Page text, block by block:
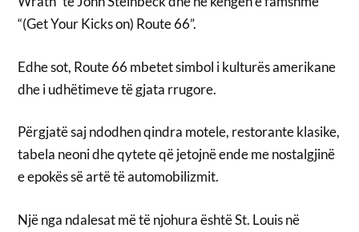
“(Get Your Kicks on) Route 66”.
Edhe sot, Route 66 mbetet simbol i kulturës amerikane
dhe i udhëtimeve të gjata rrugore.
Përgjatë saj ndodhen qindra motele, restorante klasike,
tabela neoni dhe qytete që jetojnë ende me nostalgjinë
e epokës së artë të automobilizmit.
Një nga ndalesat më të njohura është St. Louis në